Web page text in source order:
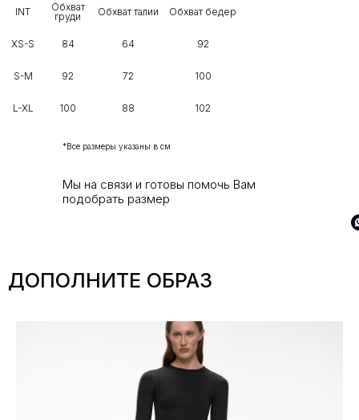
*Все размеры указаны в см
Мы на связи и готовы помочь Вам
подобрать размер
100
72
92
S-M
102
88
100
L-XL
92
64
84
XS-S
Обхват бедер
Обхват талии
Обхват
груди
INT
ДОПОЛНИТЕ ОБРАЗ